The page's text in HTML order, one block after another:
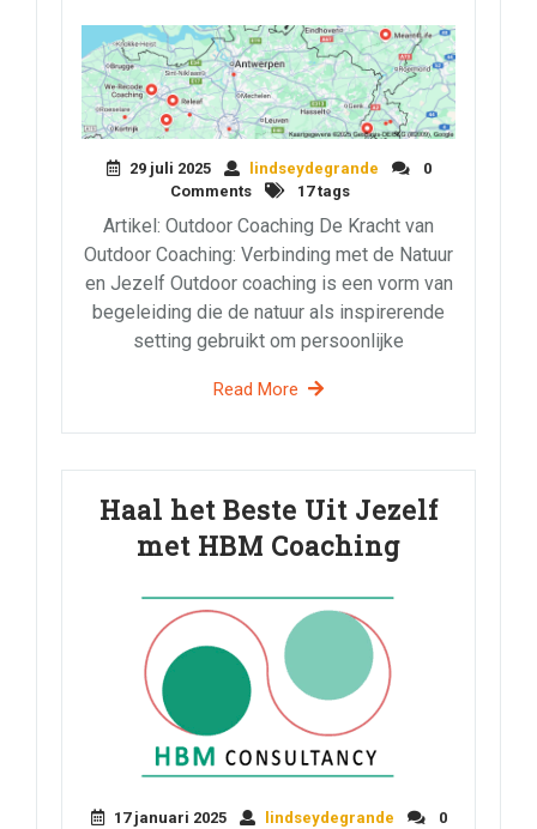
29 juli 2025 lindseydegrande
0
Comments
17 tags
Artikel: Outdoor Coaching De Kracht van
Outdoor Coaching: Verbinding met de Natuur
en Jezelf Outdoor coaching is een vorm van
begeleiding die de natuur als inspirerende
setting gebruikt om persoonlijke
Read More
Haal het Beste Uit Jezelf
met HBM Coaching
17 januari 2025 lindseydegrande
0